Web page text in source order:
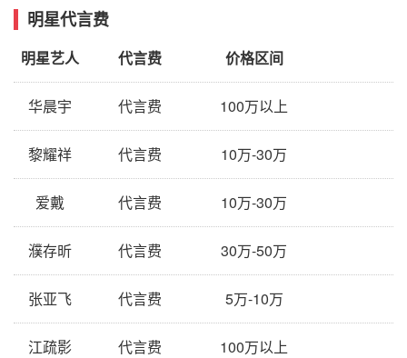
明星代言费
明星艺人 代言费 价格区间
华晨宇 代言费 100万以上
黎耀祥 代言费 10万-30万
爱戴 代言费 10万-30万
濮存昕 代言费 30万-50万
张亚飞 代言费 5万-10万
江疏影 代言费 100万以上